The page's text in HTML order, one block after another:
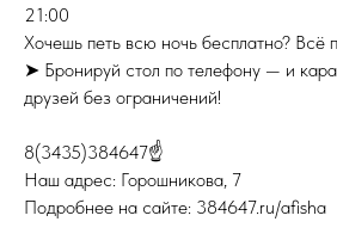
21:00
Хочешь петь всю ночь бесплатно? Всё
➤ Бронируй стол по телефону — и
друзей без ограничений!
8(3435)384647☝
Наш адрес: Горошникова, 7
Подробнее на сайте: 384647.ru/afisha